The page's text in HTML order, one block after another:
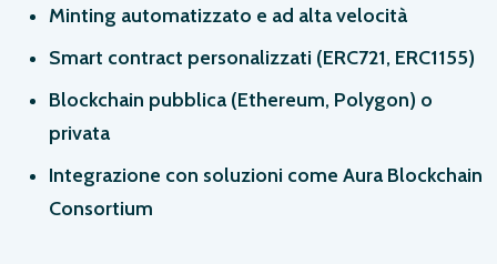
Minting automatizzato e ad alta velocità
Smart contract personalizzati (ERC721, ERC1155)
Blockchain pubblica (Ethereum, Polygon) o
privata
Integrazione con soluzioni come Aura Blockchain
Consortium